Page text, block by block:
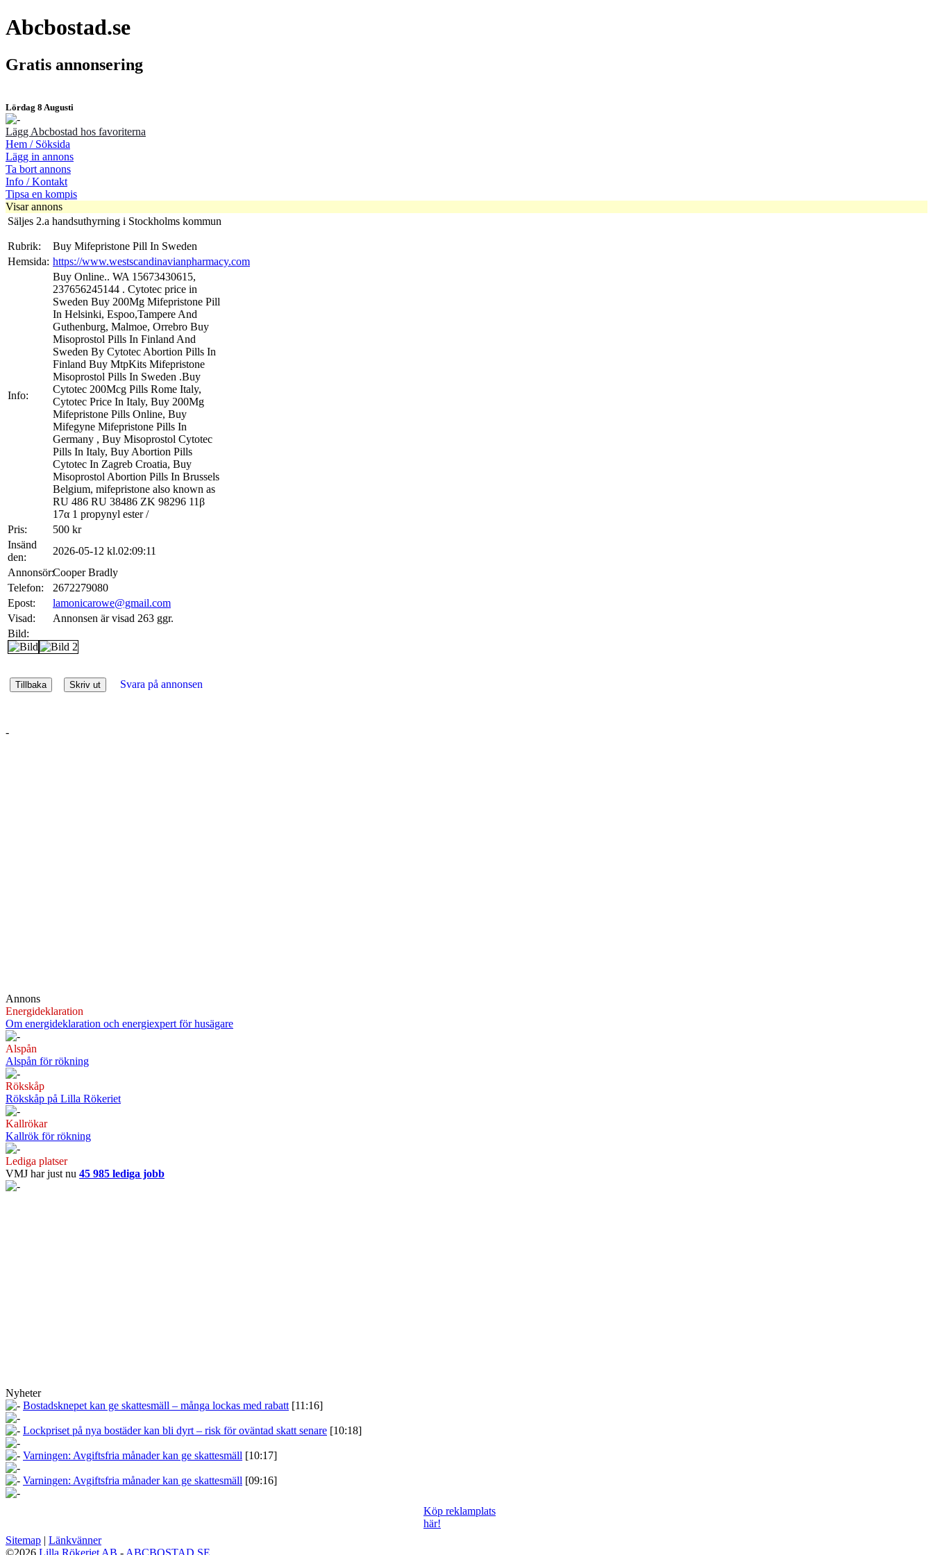
Abcbostad.se
Gratis annonsering
Lördag 8 Augusti
Lägg Abcbostad hos favoriterna
Hem / Söksida
Lägg in annons
Ta bort annons
Info / Kontakt
Tipsa en kompis
Visar annons
Säljes 2.a handsuthyrning i Stockholms kommun
Rubrik:
Buy Mifepristone Pill In Sweden
Hemsida: https://www.westscandinavianpharmacy.com
Info:
Buy Online.. WA 15673430615,
237656245144 . Cytotec price in
Sweden Buy 200Mg Mifepristone Pill
In Helsinki, Espoo,Tampere And
Guthenburg, Malmoe, Orrebro Buy
Misoprostol Pills In Finland And
Sweden By Cytotec Abortion Pills In
Finland Buy MtpKits Mifepristone
Misoprostol Pills In Sweden .Buy
Cytotec 200Mcg Pills Rome Italy,
Cytotec Price In Italy, Buy 200Mg
Mifepristone Pills Online, Buy
Mifegyne Mifepristone Pills In
Germany , Buy Misoprostol Cytotec
Pills In Italy, Buy Abortion Pills
Cytotec In Zagreb Croatia, Buy
Misoprostol Abortion Pills In Brussels
Belgium, mifepristone also known as
RU 486 RU 38486 ZK 98296 11β
17α 1 propynyl ester /
Pris:
500 kr
Insänd
den:
2026-05-12 kl.02:09:11
Annonsör:Cooper Bradly
Telefon:
2672279080
Epost:
lamonicarowe@gmail.com
Visad:
Annonsen är visad 263 ggr.
Bild:
Svara på annonsen
-
Annons
Energideklaration
Om energideklaration och energiexpert för husägare
Alspån
Alspån för rökning
Rökskåp
Rökskåp på Lilla Rökeriet
Kallrökar
Kallrök för rökning
Lediga platser
VMJ har just nu 45 985 lediga jobb
Nyheter
Bostadsknepet kan ge skattesmäll – många lockas med rabatt [11:16]
Lockpriset på nya bostäder kan bli dyrt – risk för oväntad skatt senare [10:18]
Varningen: Avgiftsfria månader kan ge skattesmäll [10:17]
Varningen: Avgiftsfria månader kan ge skattesmäll [09:16]
Köp reklamplats
här!
Sitemap | Länkvänner
©2026 Lilla Rökeriet AB - ABCBOSTAD.SE